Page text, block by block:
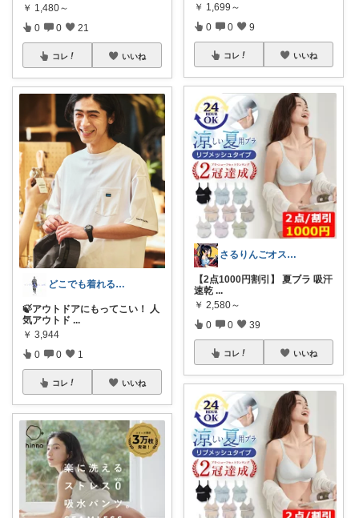
￥ 1,480～
0 0 21
コレ いいね
どこでも着れる服紹介「わいわい」
🍃アウトドアにもってこい！ 人
気アウトド ...
￥ 3,944
0 0 1
コレ いいね
￥ 1,699～
0 0 9
コレ いいね
さるりんごオススメちょっとしたプレゼント
【2点1000円割引】 夏ブラ 吸汗
速乾 ...
￥ 2,580～
0 0 39
コレ いいね